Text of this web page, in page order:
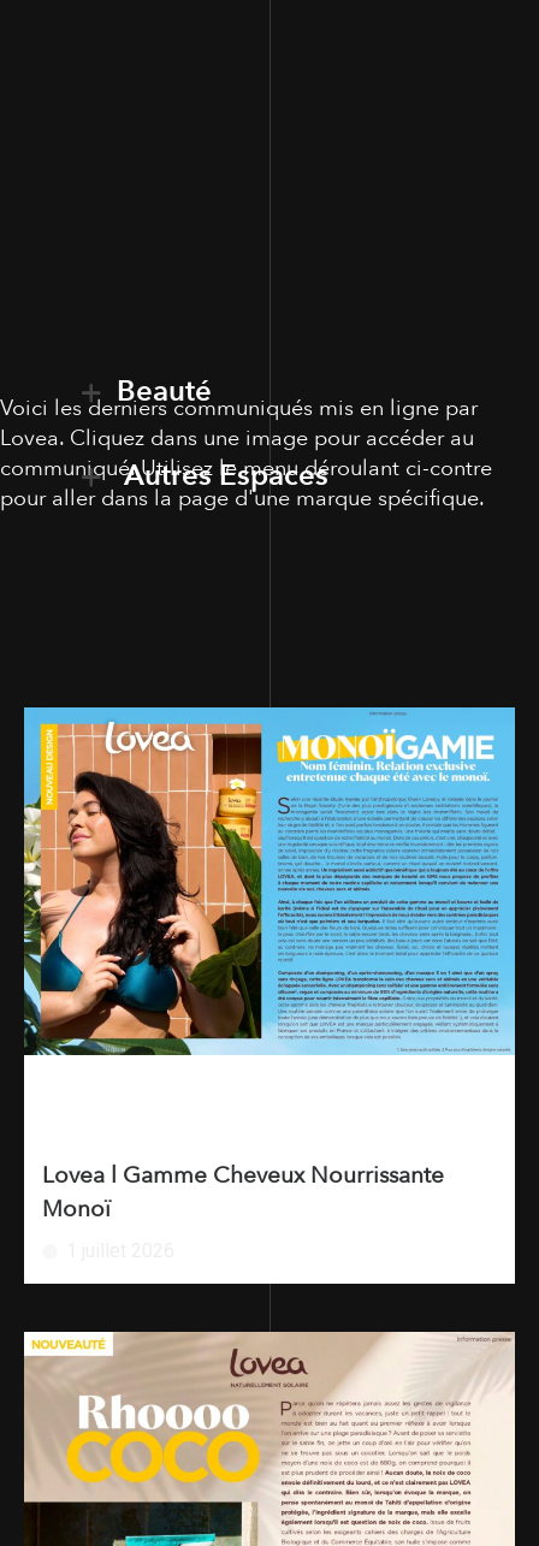
Beauté
Autres Espaces
Voici les derniers communiqués mis en ligne par
Lovea. Cliquez dans une image pour accéder au
communiqué. Utilisez le menu déroulant ci-contre
pour aller dans la page d'une marque spécifique.
Lovea l Gamme Cheveux Nourrissante
Monoï